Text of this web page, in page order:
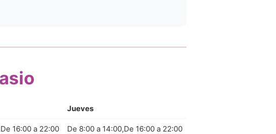
Jueves
16:00 a 22:00 De 8:00 a 14:00,De 16:00 a 22:00